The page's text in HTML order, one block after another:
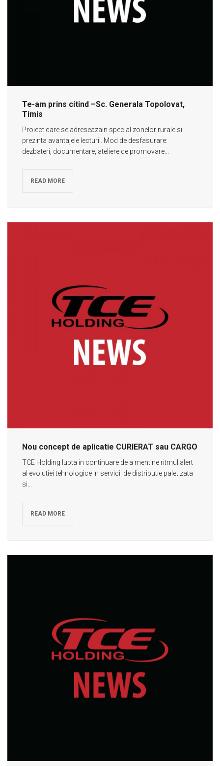
Te-am prins citind –Sc. Generala Topolovat,
Timis
Proiect care se adreseazain special zonelor rurale si
prezinta avantajele lecturii. Mod de desfasurare:
dezbateri, documentare, ateliere de promovare...
READ MORE
Nou concept de aplicatie CURIERAT sau CARGO
TCE Holding lupta in continuare de a mentine ritmul alert
al evolutiei tehnologice in servicii de distributie paletizata
si...
READ MORE